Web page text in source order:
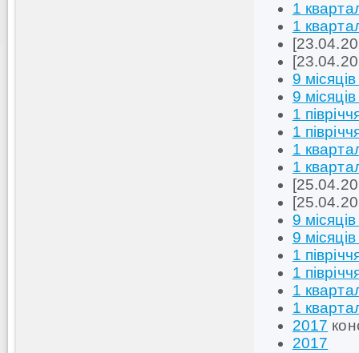
1
1
9
9
1
1
1
1
9
9
1
1
1
1
2017
2017